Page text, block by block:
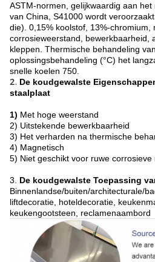
ASTM-normen, gelijkwaardig aan
van China, S41000 wordt
die). 0,15% koolstof, 13%-chromium,
corrosieweerstand, bewerkbaarheid,
kleppen. Thermische behandeling
oplossingsbehandeling (°C) het
snelle koelen 750.
2. De koudgewalste
staalplaat
1) Met hoge weerstand
2) Uitstekende bewerkbaarheid
3) Het verharden na thermische
4) Magnetisch
5) Niet geschikt voor ruwe corrosieve
3. De koudgewalste Toepassing
Binnenlandse/buiten/architecturale/
liftdecoratie, hoteldecoratie,
keukengootsteen, reclamenaambord